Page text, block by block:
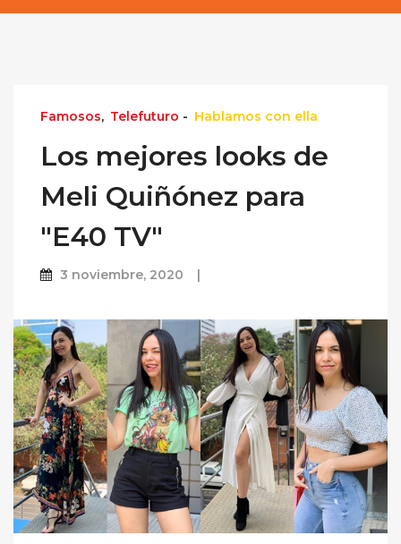
Famosos, Telefuturo - Hablamos con ella
Los mejores looks de
Meli Quiñónez para
"E40 TV"
3 noviembre, 2020